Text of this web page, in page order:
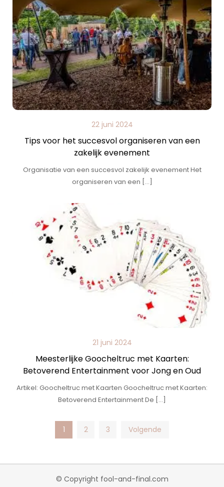
22 juni 2024
Tips voor het succesvol organiseren van een
zakelijk evenement
Organisatie van een succesvol zakelijk evenement Het
organiseren van een […]
21 juni 2024
Meesterlijke Goocheltruc met Kaarten:
Betoverend Entertainment voor Jong en Oud
Artikel: Goocheltruc met Kaarten Goocheltruc met Kaarten:
Betoverend Entertainment De […]
Posts
pagination
1 2 3 Volgende
© Copyright fool-and-final.com